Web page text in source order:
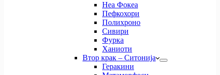
Неа Фокеа
Пефкохори
Полихроно
Сивири
Фурка
Ханиоти
Втор крак – Ситонија
Геракини